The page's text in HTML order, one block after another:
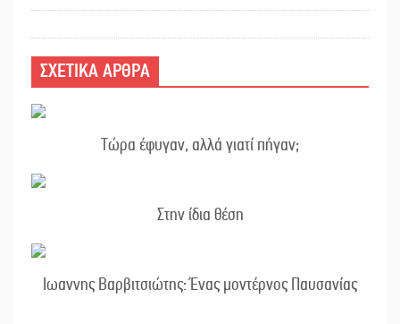
ΣΧΕΤΙΚΑ ΑΡΘΡΑ
Τώρα έφυγαν, αλλά γιατί πήγαν;
Στην ίδια θέση
Ιωαννης Βαρβιτσιώτης: Ένας μοντέρνος Παυσανίας